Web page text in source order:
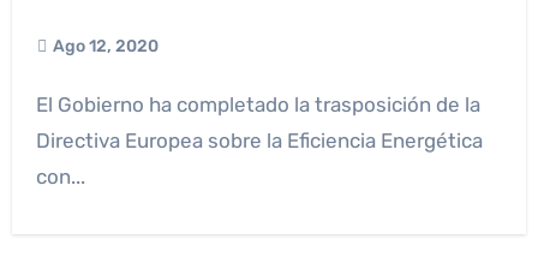
Ago 12, 2020
El Gobierno ha completado la trasposición de la
Directiva Europea sobre la Eficiencia Energética
con...